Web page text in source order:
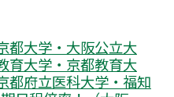
都大学・大阪公立大
育大学・京都教育大
都府立医科大学・福知